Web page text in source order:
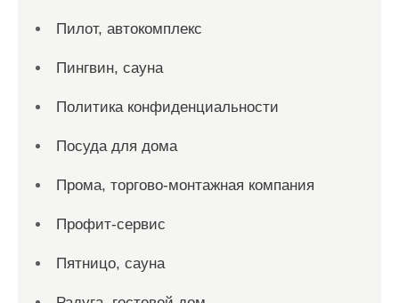
Пилот, автокомплекс
Пингвин, сауна
Политика конфиденциальности
Посуда для дома
Прома, торгово-монтажная компания
Профит-сервис
Пятницо, сауна